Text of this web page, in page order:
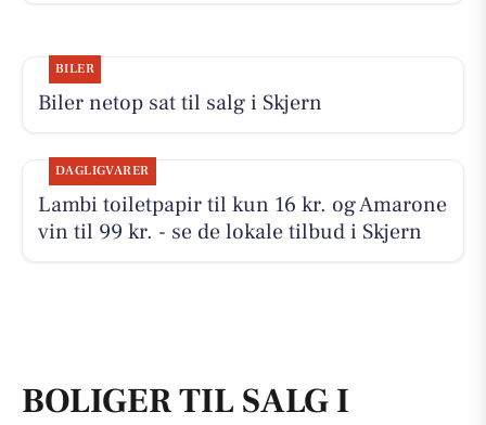
BILER
Biler netop sat til salg i Skjern
DAGLIGVARER
Lambi toiletpapir til kun 16 kr. og Amarone
vin til 99 kr. - se de lokale tilbud i Skjern
BOLIGER TIL SALG I